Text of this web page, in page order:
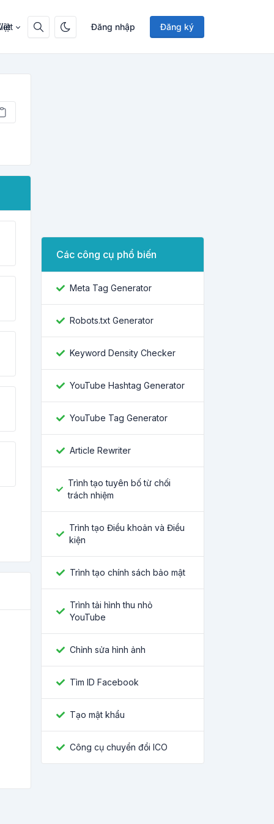
Đăng nhập Đăng ký
Các công cụ phổ biến
Meta Tag Generator
Robots.txt Generator
Keyword Density Checker
YouTube Hashtag Generator
YouTube Tag Generator
Article Rewriter
Trình tạo tuyên bố từ chối
trách nhiệm
Trình tạo Điều khoản và Điều
kiện
Trình tạo chính sách bảo mật
Trình tải hình thu nhỏ
YouTube
Chỉnh sửa hình ảnh
Tìm ID Facebook
Tạo mật khẩu
Công cụ chuyển đổi ICO